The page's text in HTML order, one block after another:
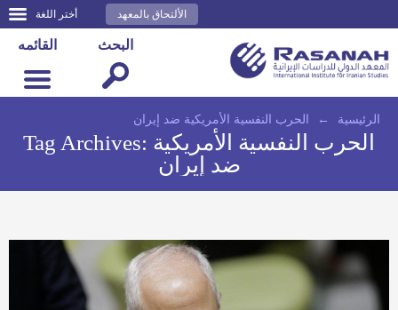
أختر اللغة الألتحاق بالمعهد
القائمه البحث
الرئيسية ← الحرب النفسية الأمريكية ضد إيران
Tag Archives: الحرب النفسية الأمريكية
ضد إيران